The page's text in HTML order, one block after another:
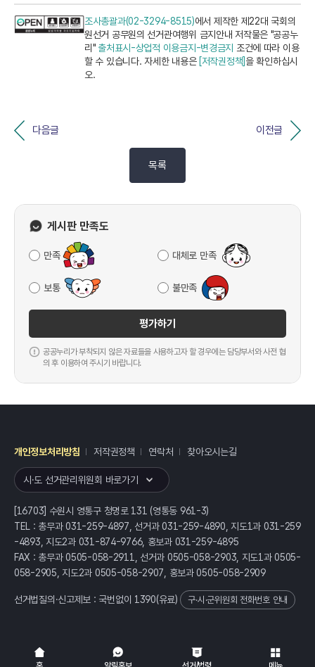
조사총괄과(02-3294-8515)에서 제작한 제22대 국회의
원선거 공무원의 선거관여행위 금지안내 저작물은 "공공누
리" 출처표시-상업적 이용금지-변경금지 조건에 따라 이용
할 수 있습니다. 자세한 내용은 [저작권정책]을 확인하십시
오.
다음글 이전글
목록
게시판 만족도
만족 대체로 만족
보통 불만족
평가하기
공공누리가 부착되지 않은 자료들을 사용하고자 할 경우에는 담당부서와 사전 협
의 후 이용하여 주시기 바랍니다.
개인정보처리방침 저작권정책 연락처 찾아오시는길
시·도 선거관리위원회 바로가기
[16703] 수원시 영통구 청명로 131 (영통동 961-3)
TEL : 총무과 031-259-4897, 선거과 031-259-4890, 지도1과 031-259
-4893, 지도2과 031-874-9766, 홍보과 031-259-4895
FAX : 총무과 0505-058-2911, 선거과 0505-058-2903, 지도1과 0505-
058-2905, 지도2과 0505-058-2907, 홍보과 0505-058-2909
선거법질의·신고제보 : 국번없이 1390(유료) 구·시·군위원회 전화번호 안내